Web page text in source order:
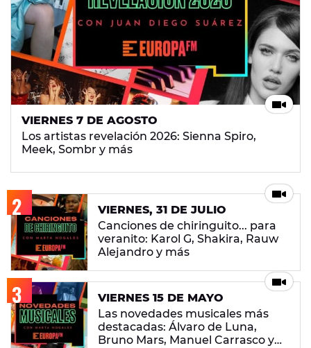
VIERNES 7 DE AGOSTO
Los artistas revelación 2026: Sienna Spiro,
Meek, Sombr y más
VIERNES, 31 DE JULIO
Canciones de chiringuito... para
veranito: Karol G, Shakira, Rauw
Alejandro y más
VIERNES 15 DE MAYO
Las novedades musicales más
destacadas: Álvaro de Luna,
Bruno Mars, Manuel Carrasco y